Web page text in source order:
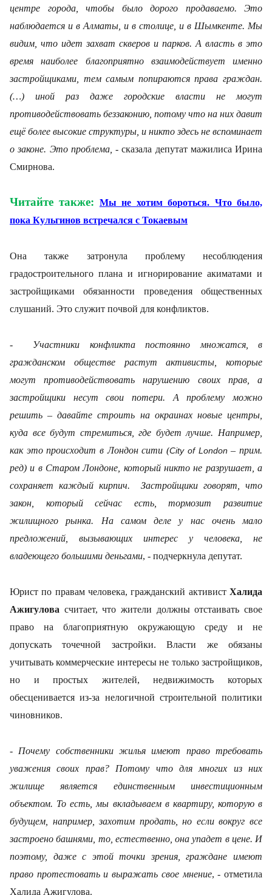
центре города, чтобы было дорого продаваемо. Это
наблюдается и в Алматы, и в столице, и в Шымкенте. Мы
видим, что идет захват скверов и парков. А власть в это
время наиболее благоприятно взаимодействует именно
застройщиками, тем самым попираются права граждан.
(…) иной раз даже городские власти не могут
противодействовать беззаконию, потому что на них давит
ещё более высокие структуры, и никто здесь не вспоминает
о законе. Это проблема, - сказала депутат мажилиса Ирина
Смирнова.
Читайте также: Мы не хотим бороться. Что было,
пока Кульгинов встречался с Токаевым
Она также затронула проблему несоблюдения
градостроительного плана и игнорирование акиматами и
застройщиками обязанности проведения общественных
слушаний. Это служит почвой для конфликтов.
- Участники конфликта постоянно множатся, в
гражданском обществе растут активисты, которые
могут противодействовать нарушению своих прав, а
застройщики несут свои потери. А проблему можно
решить – давайте строить на окраинах новые центры,
куда все будут стремиться, где будет лучше. Например,
как это происходит в Лондон сити (City of London – прим.
ред) и в Старом Лондоне, который никто не разрушает, а
сохраняет каждый кирпич. Застройщики говорят, что
закон, который сейчас есть, тормозит развитие
жилищного рынка. На самом деле у нас очень мало
предложений, вызывающих интерес у человека, не
владеющего большими деньгами, - подчеркнула депутат.
Юрист по правам человека, гражданский активист Халида
Ажигулова считает, что жители должны отстаивать свое
право на благоприятную окружающую среду и не
допускать точечной застройки. Власти же обязаны
учитывать коммерческие интересы не только застройщиков,
но и простых жителей, недвижимость которых
обесценивается из-за нелогичной строительной политики
чиновников.
- Почему собственники жилья имеют право требовать
уважения своих прав? Потому что для многих из них
жилище является единственным инвестиционным
объектом. То есть, мы вкладываем в квартиру, которую в
будущем, например, захотим продать, но если вокруг все
застроено башнями, то, естественно, она упадет в цене. И
поэтому, даже с этой точки зрения, граждане имеют
право протестовать и выражать свое мнение, - отметила
Халида Ажигулова.